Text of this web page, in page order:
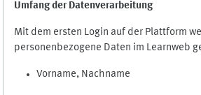
Umfang der Datenverarbeitung
Mit dem ersten Login auf der Plattform
personenbezogene Daten im Learnweb
Vorname, Nachname